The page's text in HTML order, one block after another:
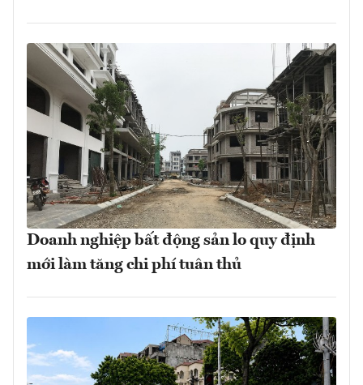
Doanh nghiệp bất động sản lo quy định
mới làm tăng chi phí tuân thủ